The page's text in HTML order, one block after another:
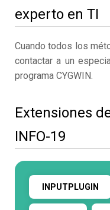
experto en TI
Cuando todos los
contactar a un
programa CYGWIN.
Extensiones
INFO-19
INPUTPLUGIN